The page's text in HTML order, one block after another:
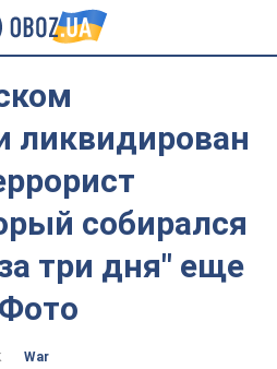
ликвидирован
собирался
три дня" еще
War